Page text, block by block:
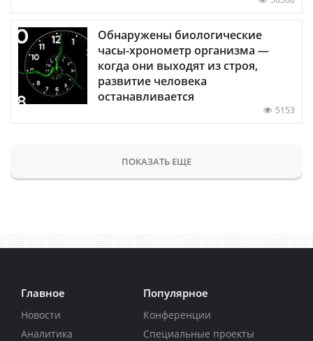
Обнаружены биологические
часы-хронометр организма —
когда они выходят из строя,
развитие человека
останавливается
5153
ПОКАЗАТЬ ЕЩЕ
Главное
Новости
Аналитика
Популярное
Конференции
Специальные проекты